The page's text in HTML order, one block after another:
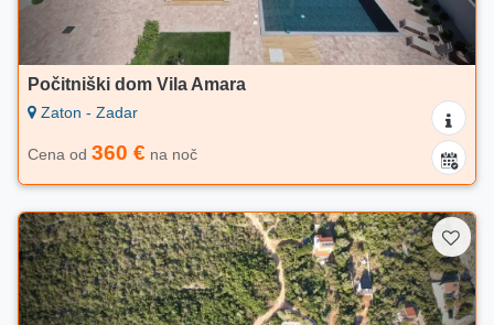
Počitniški dom Vila Amara
Zaton - Zadar
Cena od 360 € na noč